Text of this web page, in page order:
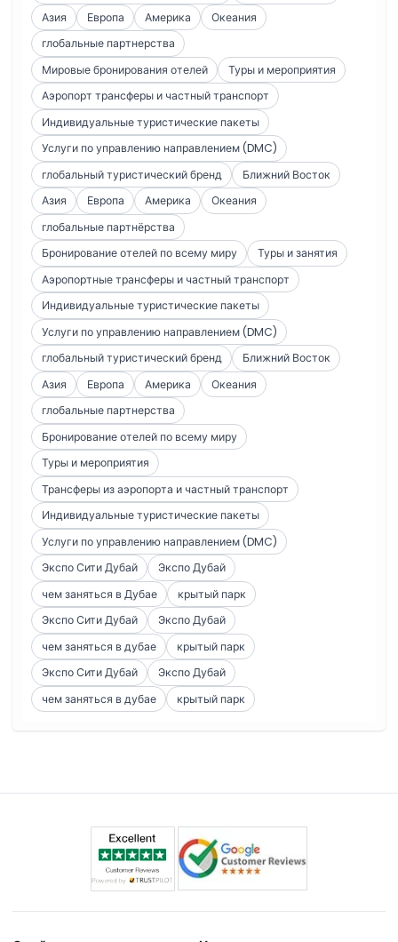
Азия
Европа Америка
Океания
глобальные партнерства
Мировые бронирования отелей
Туры и мероприятия
Аэропорт трансферы и частный транспорт
Индивидуальные туристические пакеты
Услуги по управлению направлением (DMC)
глобальный туристический бренд
Ближний Восток
Азия
Европа Америка
Океания
глобальные партнёрства
Бронирование отелей по всему миру
Туры и занятия
Аэропортные трансферы и частный транспорт
Индивидуальные туристические пакеты
Услуги по управлению направлением (DMC)
глобальный туристический бренд
Ближний Восток
Азия
Европа Америка
Океания
глобальные партнерства
Бронирование отелей по всему миру
Туры и мероприятия
Трансферы из аэропорта и частный транспорт
Индивидуальные туристические пакеты
Услуги по управлению направлением (DMC)
Экспо Сити Дубай
Экспо Дубай
чем заняться в Дубае
крытый парк
Экспо Сити Дубай
Экспо Дубай
чем заняться в дубае
крытый парк
Экспо Сити Дубай
Экспо Дубай
чем заняться в дубае
крытый парк